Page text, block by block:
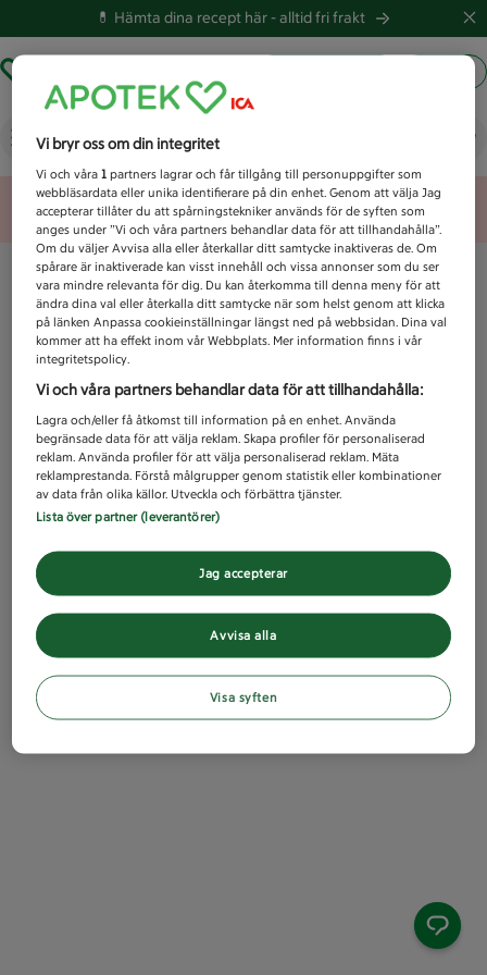
💊 Hämta dina recept här -alltid fri frakt
Vad letar du efter idag?
Unknown error
Vi bryr oss om din integritet
Vi och våra1 partners lagrar och får tillgång till personuppgifter som
webbläsardata eller unika identifierare på din enhet. Genom att välja Jag
accepterar tillåter du att spårningstekniker används för de syften som
anges under ”Vi och våra partners behandlar data för att tillhandahålla”.
Om du väljer Avvisa alla eller återkallar ditt samtycke inaktiveras de. Om
spårare är inaktiverade kan visst innehåll och vissa annonser som du ser
vara mindre relevanta för dig. Du kan återkomma till denna meny för att
ändra dina val eller återkalla ditt samtycke när som helst genom att klicka
på länken Anpassa cookieinställningar längst ned på webbsidan. Dina val
kommer att ha effekt inom vår Webbplats. Mer information finns i vår
integritetspolicy.
Vi och våra partners behandlar data för att tillhandahålla:
Lagra och/eller få åtkomst till information på en enhet. Använda
begränsade data för att välja reklam. Skapa profiler för personaliserad
reklam. Använda profiler för att välja personaliserad reklam. Mäta
reklamprestanda. Förstå målgrupper genom statistik eller kombinationer
av data från olika källor. Utveckla och förbättra tjänster.
Lista över partner (leverantörer)
Avvisa alla
Jag accepterar
Visa syften